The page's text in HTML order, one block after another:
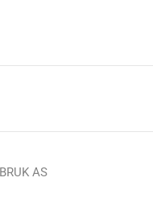
AS